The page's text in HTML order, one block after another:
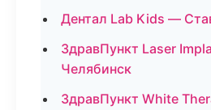
Дентал Lab Kids —
ЗдравПункт Laser
Челябинск
ЗдравПункт White